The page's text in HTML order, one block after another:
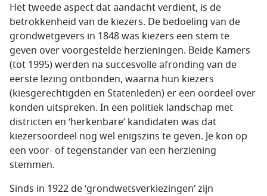
Het tweede aspect dat aandacht verdient, is de
betrokkenheid van de kiezers. De bedoeling van de
grondwetgevers in 1848 was kiezers een stem te
geven over voorgestelde herzieningen. Beide Kamers
(tot 1995) werden na succesvolle afronding van de
eerste lezing ontbonden, waarna hun kiezers
(kiesgerechtigden en Statenleden) er een oordeel over
konden uitspreken. In een politiek landschap met
districten en ‘herkenbare’ kandidaten was dat
kiezersoordeel nog wel enigszins te geven. Je kon op
een voor- of tegenstander van een herziening
stemmen.
Sinds in 1922 de ‘grondwetsverkiezingen’ zijn